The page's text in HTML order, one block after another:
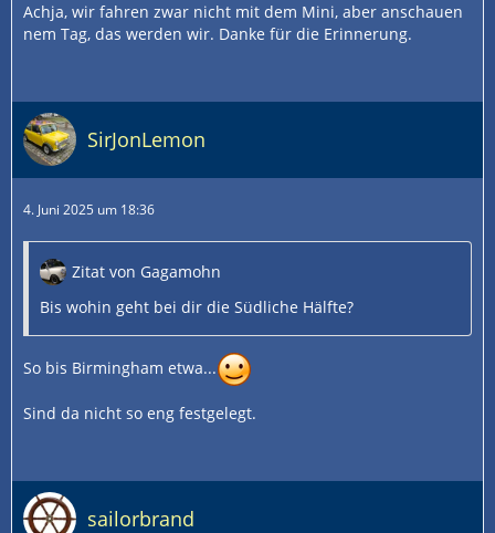
Achja, wir fahren zwar nicht mit dem Mini, aber anschauen
nem Tag, das werden wir. Danke für die Erinnerung.
SirJonLemon
4. Juni 2025 um 18:36
Zitat von Gagamohn
Bis wohin geht bei dir die Südliche Hälfte?
So bis Birmingham etwa...
Sind da nicht so eng festgelegt.
sailorbrand